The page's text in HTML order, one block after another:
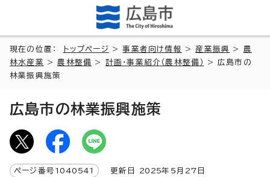
現在の位置： トップページ >事業者向け情報 > 産業振興 > 農
林水産業
> 農林整備 > 計画・事業紹介（農林整備）
> 広島市の
林業振興施策
広島市の林業振興施策
ページ番号 1040541 更新日 2025年5月 27 日